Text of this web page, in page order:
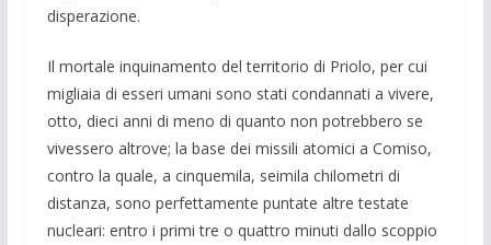
disperazione.
Il mortale inquinamento del territorio di Priolo, per cui
migliaia di esseri uma­ni sono stati condannati a vivere,
otto, dieci anni di meno di quanto non potreb­bero se
vivessero altrove; la base dei missili atomici a Comiso,
contro la qua­le, a cinquemila, seimila chilometri di
distanza, sono perfettamente puntate al­tre testate
nucleari: entro i primi tre o quattro minuti dallo scoppio